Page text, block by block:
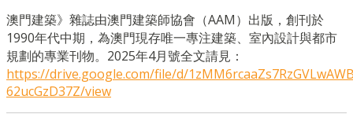
澳門建築》雜誌由澳門建築師協會（AAM）出版，創刊於
1990年代中期，為澳門現存唯一專注建築、室內設計與都市
規劃的專業刊物。2025年4月號全文請見：
https://drive.google.com/file/d/
62ucGzD37Z/view